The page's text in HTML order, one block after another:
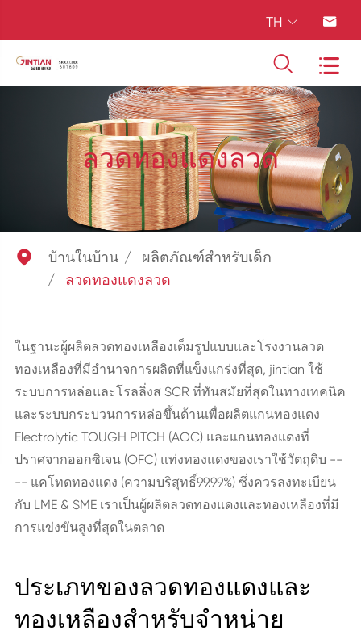
TH  
 
ลวดทองแดงลวด
 บ้านในบ้าน ผลิตภัณฑ์สำหรับเด็ก
ลวดทองแดงลวด
ในฐานะผู้ผลิตลวดทองเหลืองเต็มรูปแบบและโรงงานลวด
ทองเหลืองที่มีอำนาจการผลิตที่แข็งแกร่งที่สุด, jintian ใช้
ระบบการหล่อและโรลลิ่งส SCR ที่ทันสมัยที่สุดในทางเทคนิค
และระบบกระบวนการหล่อขึ้นด้านเพื่อผลิตแกนทองแดง
Electrolytic TOUGH PITCH (AOC) และแกนทองแดงที่
ปราศจากออกซิเจน (OFC) แท่งทองแดงของเราใช้วัตถุดิบ --
-- แคโทดทองแดง (ความบริสุทธิ์99.99%) ซึ่งควรลงทะเบียน
กับ LME & SME เราเป็นผู้ผลิตลวดทองแดงและทองเหลืองที่มี
การแข่งขันสูงที่สุดในตลาด
ประเภทของลวดทองแดงและ
ทองเหลืองสำหรับจำหน่าย